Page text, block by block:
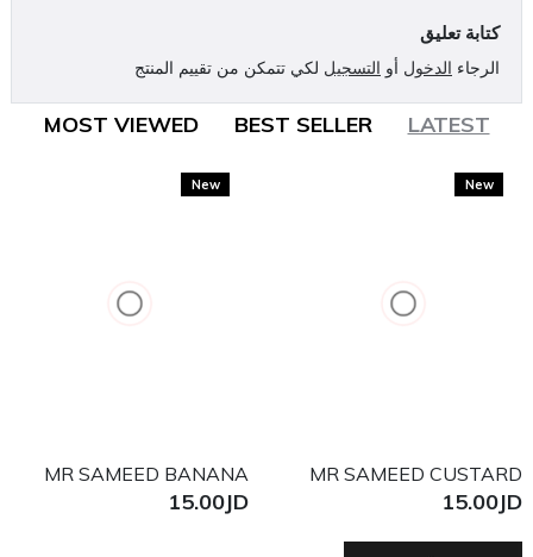
كتابة تعليق
الرجاء الدخول أو التسجيل لكي تتمكن من تقييم المنتج
LATEST
BEST SELLER
MOST VIEWED
New
MR SAMEED CUSTARD
15.00JD
New
MR SAMEED BANANA
15.00JD